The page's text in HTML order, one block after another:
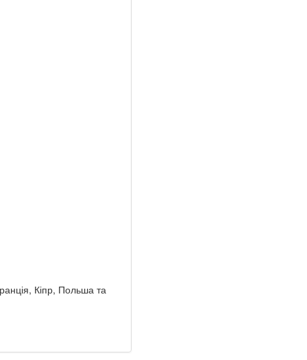
Кіпр, Польша та